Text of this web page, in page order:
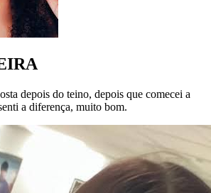
depois do teino, depois que comecei a
a diferença, muito bom.